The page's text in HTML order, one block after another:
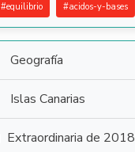
#equilibrio #acidos-y-bases
Geografía
Islas Canarias
Extraordinaria de 2018